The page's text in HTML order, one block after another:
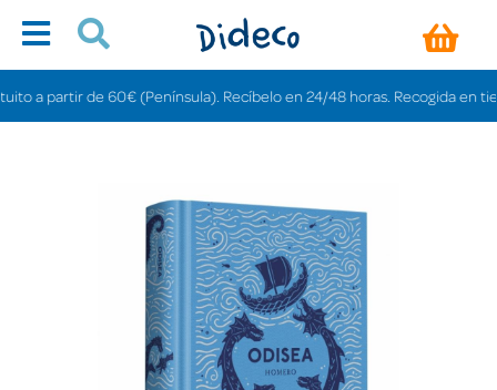
partir de 60€ (Península). Recíbelo en 24/48 horas. Recogida en